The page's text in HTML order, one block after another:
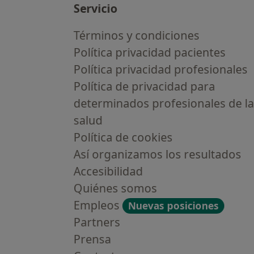
Servicio
Términos y condiciones
Política privacidad pacientes
Política privacidad profesionales
Política de privacidad para
determinados profesionales de la
salud
Política de cookies
Así organizamos los resultados
Accesibilidad
Quiénes somos
Empleos
Nuevas posiciones
Partners
Prensa